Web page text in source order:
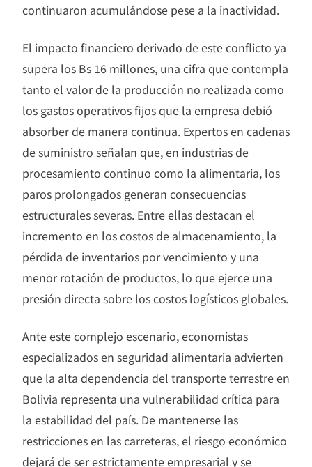
continuaron acumulándose pese a la inactividad.
El impacto financiero derivado de este conflicto ya
supera los Bs 16 millones, una cifra que contempla
tanto el valor de la producción no realizada como
los gastos operativos fijos que la empresa debió
absorber de manera continua. Expertos en cadenas
de suministro señalan que, en industrias de
procesamiento continuo como la alimentaria, los
paros prolongados generan consecuencias
estructurales severas. Entre ellas destacan el
incremento en los costos de almacenamiento, la
pérdida de inventarios por vencimiento y una
menor rotación de productos, lo que ejerce una
presión directa sobre los costos logísticos globales.
Ante este complejo escenario, economistas
especializados en seguridad alimentaria advierten
que la alta dependencia del transporte terrestre en
Bolivia representa una vulnerabilidad crítica para
la estabilidad del país. De mantenerse las
restricciones en las carreteras, el riesgo económico
dejará de ser estrictamente empresarial y se